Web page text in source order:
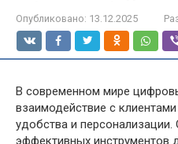
Опубликовано: 13.12.2025
В современном мире
взаимодействие с
удобства и
эффективных инструментов